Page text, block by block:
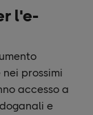
l'e-
prossimi
accesso a
e